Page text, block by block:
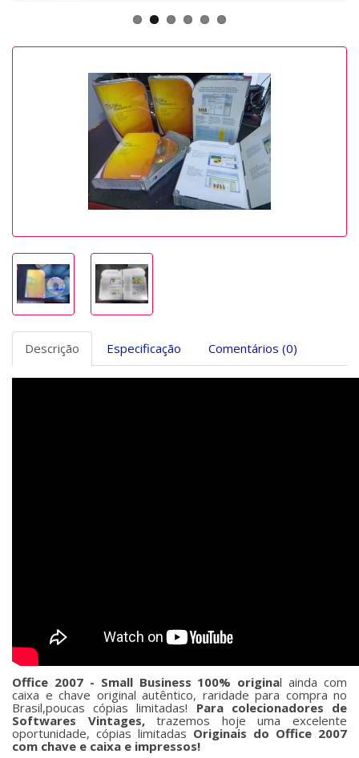
Descrição Especificação Comentários (0)
Office 2007 - Small Business 100% original ainda com
caixa e chave original autêntico, raridade para compra no
Brasil,poucas cópias limitadas! Para colecionadores de
Softwares Vintages,trazemos hoje uma excelente
oportunidade, cópias limitadas Originais do Office 2007
com chave e caixa e impressos!